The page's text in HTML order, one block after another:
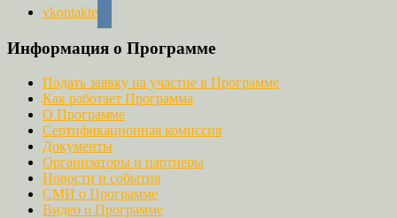
vkontakte
Информация о Программе
Подать заявку на участие в Программе
Как работает Программа
О Программе
Сертификационная комиссия
Документы
Организаторы и партнеры
Новости и события
СМИ о Программе
Видео о Программе